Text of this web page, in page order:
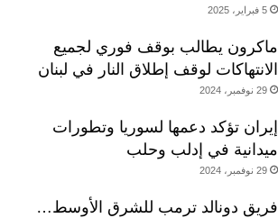
5 فبراير، 2025
ماكرون يطالب بوقف فوري لجميع
الانتهاكات لوقف إطلاق النار في لبنان
29 نوفمبر، 2024
إيران تؤكد دعمها لسوريا وتطورات
ميدانية في إدلب وحلب
29 نوفمبر، 2024
فريق دونالد ترمب للشرق الأوسط…